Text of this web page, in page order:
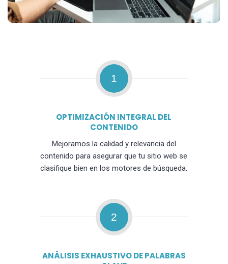
1
OPTIMIZACIÓN INTEGRAL DEL
CONTENIDO
Mejoramos la calidad y relevancia del
contenido para asegurar que tu sitio web se
clasifique bien en los motores de búsqueda.
2
ANÁLISIS EXHAUSTIVO DE PALABRAS